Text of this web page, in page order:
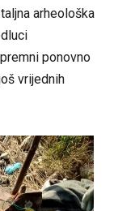
arheološka
ponovno
vrijednih